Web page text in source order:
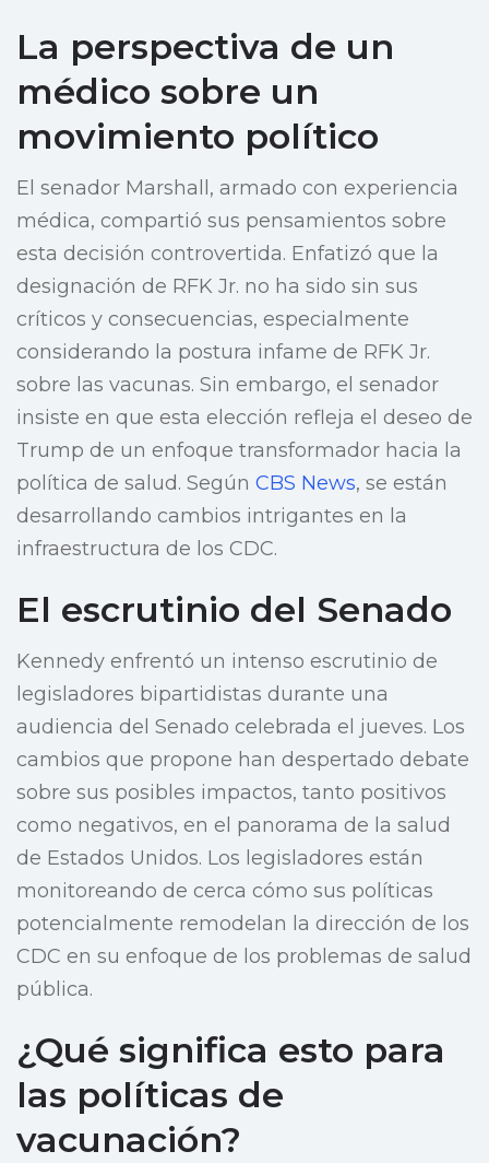
La perspectiva de un
médico sobre un
movimiento político
El senador Marshall, armado con experiencia
médica, compartió sus pensamientos sobre
esta decisión controvertida. Enfatizó que la
designación de RFK Jr. no ha sido sin sus
críticos y consecuencias, especialmente
considerando la postura infame de RFK Jr.
sobre las vacunas. Sin embargo, el senador
insiste en que esta elección refleja el deseo de
Trump de un enfoque transformador hacia la
política de salud. Según CBS News, se están
desarrollando cambios intrigantes en la
infraestructura de los CDC.
El escrutinio del Senado
Kennedy enfrentó un intenso escrutinio de
legisladores bipartidistas durante una
audiencia del Senado celebrada el jueves. Los
cambios que propone han despertado debate
sobre sus posibles impactos, tanto positivos
como negativos, en el panorama de la salud
de Estados Unidos. Los legisladores están
monitoreando de cerca cómo sus políticas
potencialmente remodelan la dirección de los
CDC en su enfoque de los problemas de salud
pública.
¿Qué significa esto para
las políticas de
vacunación?